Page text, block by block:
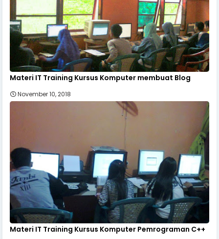
Materi IT Training Kursus Komputer membuat Blog
November 10, 2018
Materi IT Training Kursus Komputer Pemrograman C++